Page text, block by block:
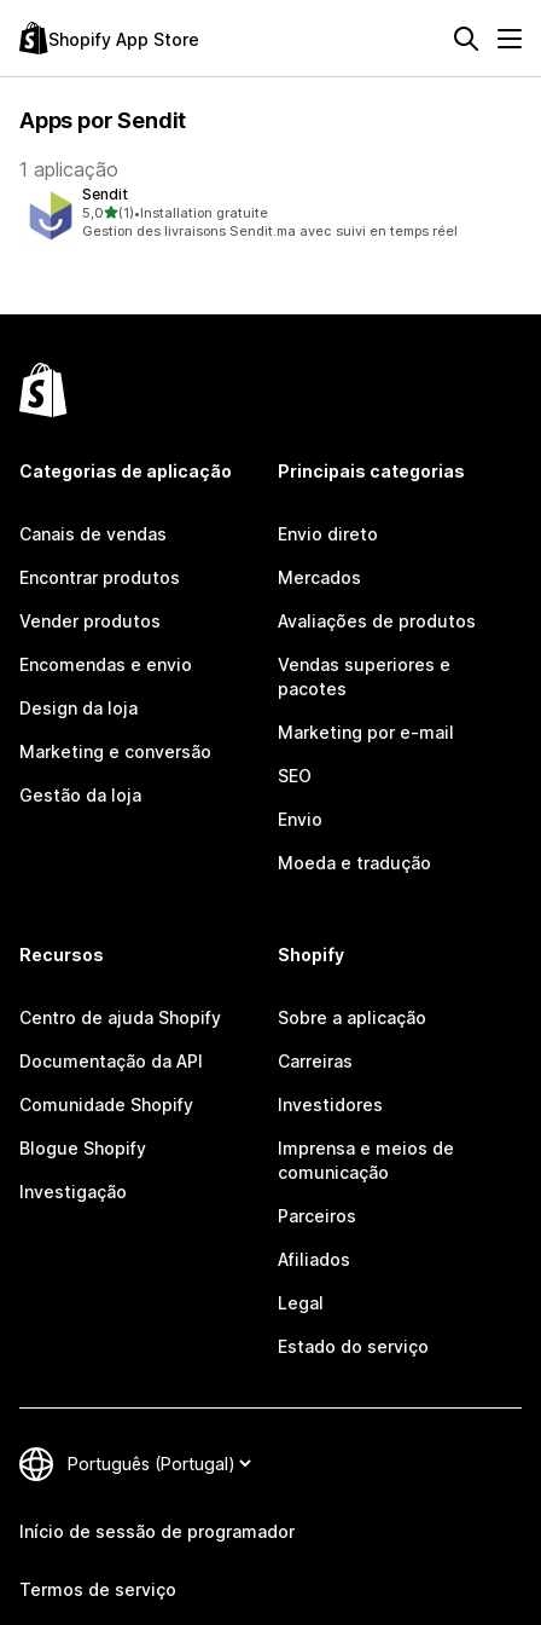
Shopify App Store
Apps por Sendit
1 aplicação
Sendit
5,0de 5 estrelas
(1)
1 total de avaliações
•Installation gratuite
Gestion des livraisons Sendit.ma avec suivi en temps réel
Categorias de aplicação
Canais de vendas
Encontrar produtos
Vender produtos
Encomendas e envio
Design da loja
Marketing e conversão
Gestão da loja
Principais categorias
Envio direto
Mercados
Avaliações de produtos
Vendas superiores e
pacotes
Marketing por e-mail
SEO
Envio
Moeda e tradução
Recursos
Centro de ajuda Shopify
Documentação da API
Comunidade Shopify
Blogue Shopify
Investigação
Shopify
Sobre a aplicação
Carreiras
Investidores
Imprensa e meios de
comunicação
Parceiros
Afiliados
Legal
Estado do serviço
Início de sessão de programador
Termos de serviço